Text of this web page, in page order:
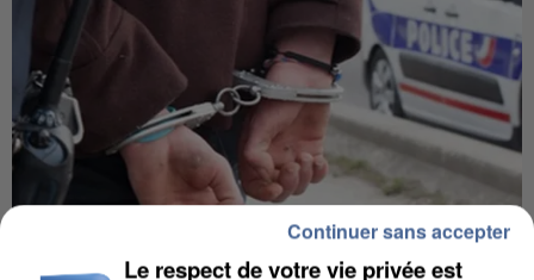
Le respect de votre vie privée est
Continuer sans accepter